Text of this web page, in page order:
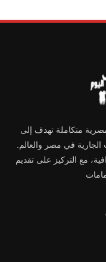
متكاملة تهدف إلى
في مصر والعالم.
مع التركيز على تقديم